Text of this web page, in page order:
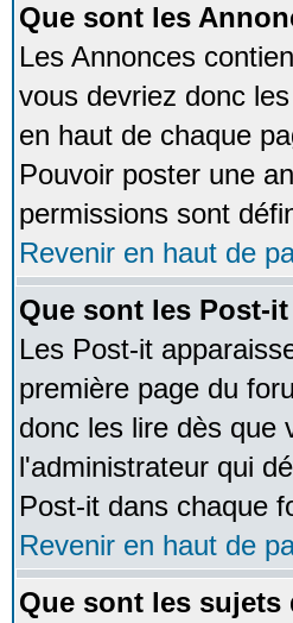
Que sont les
Les Annonces
vous devriez donc
en haut de chaque
Pouvoir poster une
permissions sont
Revenir en haut de
Que sont les Post-
Les Post-it
première page du
donc les lire dès que
l'administrateur qui
Post-it dans chaque
Revenir en haut de
Que sont les